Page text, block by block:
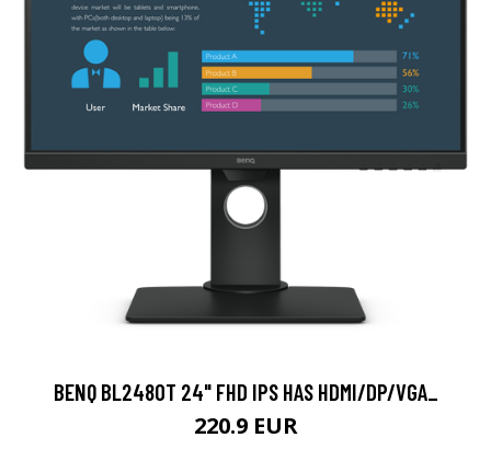
BENQ BL2480T 24" FHD IPS HAS HDMI/DP/VGA_
220.9 EUR